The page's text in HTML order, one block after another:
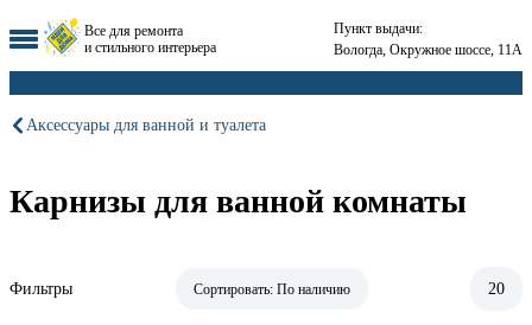
Все для ремонта
и стильного интерьера
Пункт выдачи:
Вологда, Окружное шоссе, 11А
Аксессуары для ванной и туалета
Карнизы для ванной комнаты
Фильтры Сортировать: По наличию 20